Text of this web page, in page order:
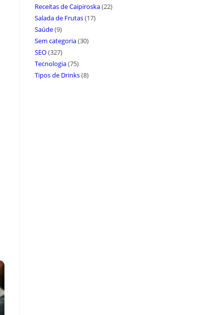
Receitas de Caipiroska(22)
Salada de Frutas(17)
Saúde(9)
Sem categoria(30)
SEO(327)
Tecnologia(75)
Tipos de Drinks(8)